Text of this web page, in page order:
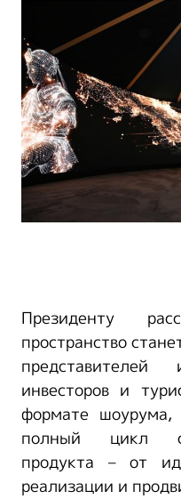
Президенту
пространство
представителей
инвесторов и
формате шоурума,
полный цикл
продукта – от
реализации и